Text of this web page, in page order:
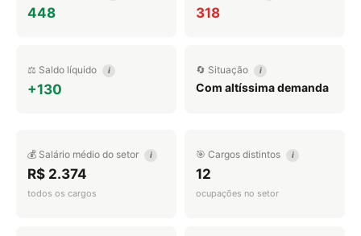
448 318
⚖️ Saldo líquido i
+130
🔄 Situação i
Com altíssima demanda
💰 Salário médio do setor i
R$ 2.374
todos os cargos
🎯 Cargos distintos i
12
ocupações no setor